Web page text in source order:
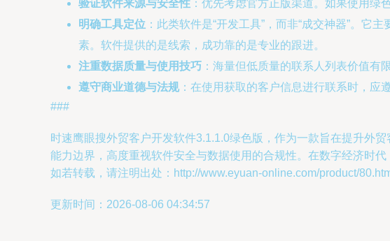
验证软件来源与安全性 ：优先考虑官方正版渠道。如果使用绿
明确工具定位 ：此类软件是“开发工具”，而非“成交神器”。
素。软件提供的是线索，成功靠的是专业的跟进。
注重数据质量与使用技巧 ：海量但低质量的联系人列表价值有
遵守商业道德与法规 ：在使用获取的客户信息进行联系时，应
###
时速鹰眼搜外贸客户开发软件3.1.1.0绿色版，作为一款旨在提升外
能力边界，高度重视软件安全与数据使用的合规性。在数字经济时
如若转载，请注明出处：http://www.eyuan-online.com/product/
更新时间：2026-08-06 04:34:57